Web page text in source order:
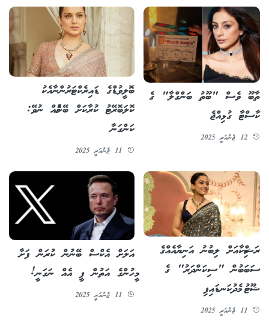
ތާބޫ ވެސް "ބޫތު ބަންގްލާ" ގެ
ކާސްޓާ ގުޅިއްޖެ
ބޮލީވުޑްގެ ޑައިރެކްޓަރުންނާއެކު
ކޮލަބޮރޭޓު ކުރާކަށް ބޭނުމެއް ނުވޭ:
ކަންގަނާ
ރަޝްމިކާއަށް ލިބުނު އަނިޔާއެއްގެ
ސަބަބުން "ސިކަންދަރު" ގެ
ޝޫޓު މެދުކަނޑައިފި
އަލަށް އެކްސް ބޭނުން ކުރަން ފަށާ
މީހުންގެ އަތުން ފީ އެއް ނަގަނީ!